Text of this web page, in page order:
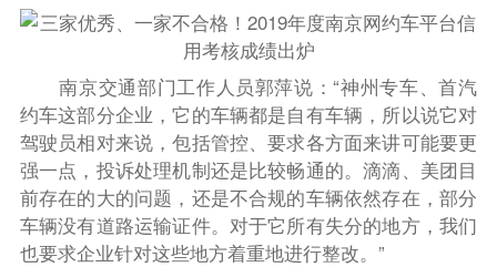
南京交通部门工作人员郭萍说：“神州专车、首汽
约车这部分企业，它的车辆都是自有车辆，所以说它对
驾驶员相对来说，包括管控、要求各方面来讲可能要更
强一点，投诉处理机制还是比较畅通的。滴滴、美团目
前存在的大的问题，还是不合规的车辆依然存在，部分
车辆没有道路运输证件。对于它所有失分的地方，我们
也要求企业针对这些地方着重地进行整改。”